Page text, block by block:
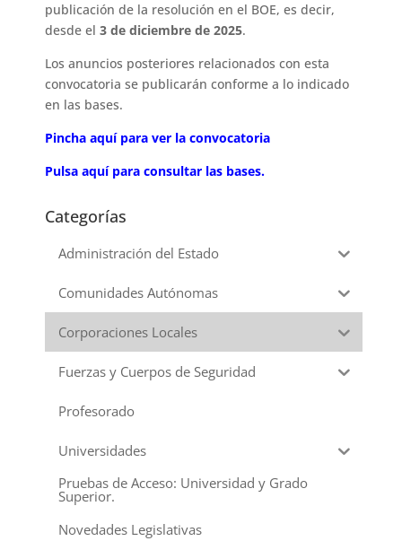
publicación de la resolución en el BOE, es decir,
desde el3 de diciembre de 2025.
Los anuncios posteriores relacionados con esta
convocatoria se publicarán conforme a lo indicado
en las bases.
Pincha aquí para ver la convocatoria
Pulsa aquí para consultar las bases.
Categorías
Administración del Estado
Comunidades Autónomas
Corporaciones Locales
Fuerzas y Cuerpos de Seguridad
Profesorado
Universidades
Pruebas de Acceso: Universidad y Grado
Superior.
Novedades Legislativas